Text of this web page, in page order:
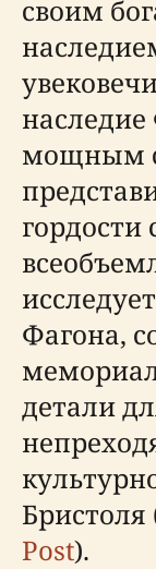
своим
мощным
гордости
Фагона,
детали
Бристоля
Post).